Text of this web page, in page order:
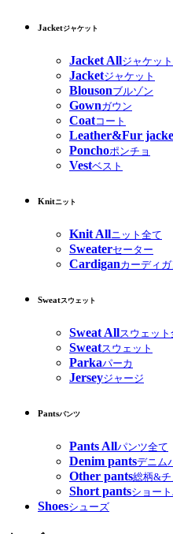
Jacketジャケット
Jacket Allジャケッ
Jacketジャケット
Blousonブルゾン
Gownガウン
Coatコート
Leather&Fur
Ponchoポンチョ
Vestベスト
Knitニット
Knit Allニット全て
Sweaterセーター
Cardiganカーディガ
Sweatスウェット
Sweat Allスウェット
Sweatスウェット
Parkaパーカ
Jerseyジャージ
Pantsパンツ
Pants Allパンツ全て
Denim pantsデニム
Other pants総柄&チ
Short pantsショー
Shoesシューズ